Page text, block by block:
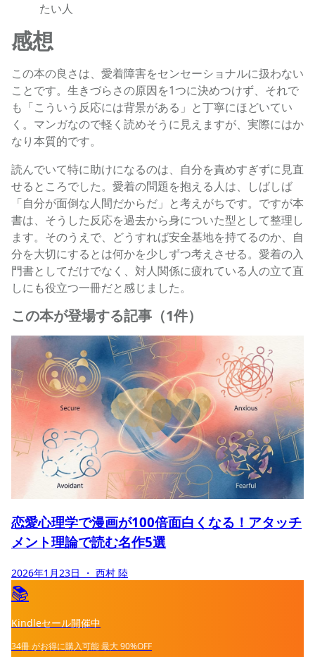
たい人
感想
この本の良さは、愛着障害をセンセーショナルに扱わない
ことです。生きづらさの原因を1つに決めつけず、それで
も「こういう反応には背景がある」と丁寧にほどいてい
く。マンガなので軽く読めそうに見えますが、実際にはか
なり本質的です。
読んでいて特に助けになるのは、自分を責めすぎずに見直
せるところでした。愛着の問題を抱える人は、しばしば
「自分が面倒な人間だからだ」と考えがちです。ですが本
書は、そうした反応を過去から身についた型として整理し
ます。そのうえで、どうすれば安全基地を持てるのか、自
分を大切にするとは何かを少しずつ考えさせる。愛着の入
門書としてだけでなく、対人関係に疲れている人の立て直
しにも役立つ一冊だと感じました。
この本が登場する記事（1件）
恋愛心理学で漫画が100倍面白くなる！アタッチ
メント理論で読む名作5選
2026年1月23日 ・ 西村 陸
📚
Kindleセール開催中
34冊がお得に購入可能最大90%OFF